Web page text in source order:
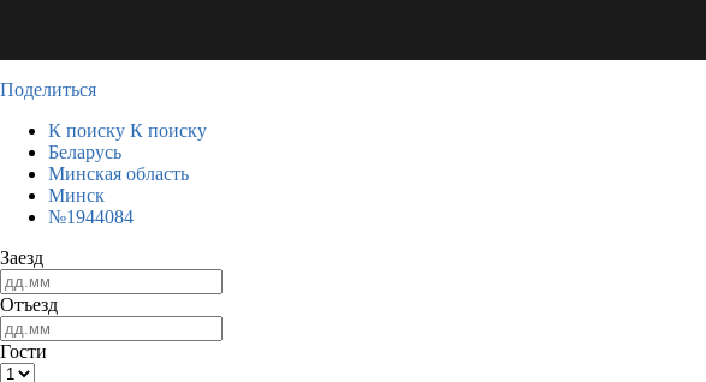
Поделиться
К поиску К поиску
Беларусь
Минская область
Минск
№1944084
Заезд
Отъезд
Гости